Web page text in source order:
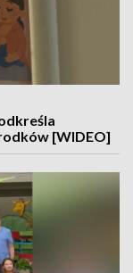
[WIDEO]